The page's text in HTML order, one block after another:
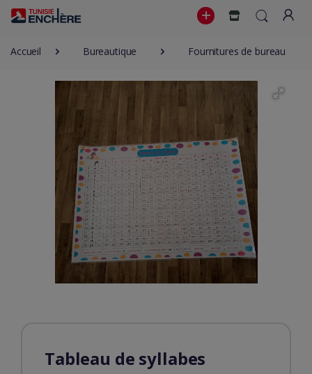
Accueil Bureautique Fournitures de bureau
Tableau de syllabes